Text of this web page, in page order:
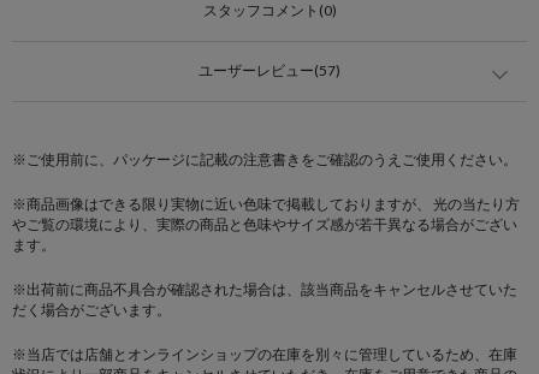
スタッフコメント(0)
ユーザーレビュー(57)
※ご使用前に、パッケージに記載の注意書きをご確認のうえご使用ください。
※商品画像はできる限り実物に近い色味で掲載しておりますが、 光の当たり方
やご覧の環境により、実際の商品と色味やサイズ感が若干異なる場合がござい
ます。
※出荷前に商品不具合が確認された場合は、該当商品をキャンセルさせていた
だく場合がございます。
※当店では店舗とオンラインショップの在庫を別々に管理しているため、在庫